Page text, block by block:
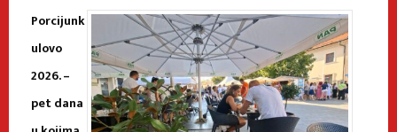
Porcijunk
ulovo
2026. –
pet dana